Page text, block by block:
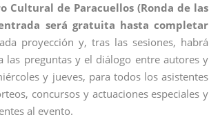
Cultural de Paracuellos (Ronda de las
será gratuita hasta completar
proyección y, tras las sesiones, habrá
las preguntas y el diálogo entre autores y
y jueves, para todos los asistentes
concursos y actuaciones especiales y
al evento.